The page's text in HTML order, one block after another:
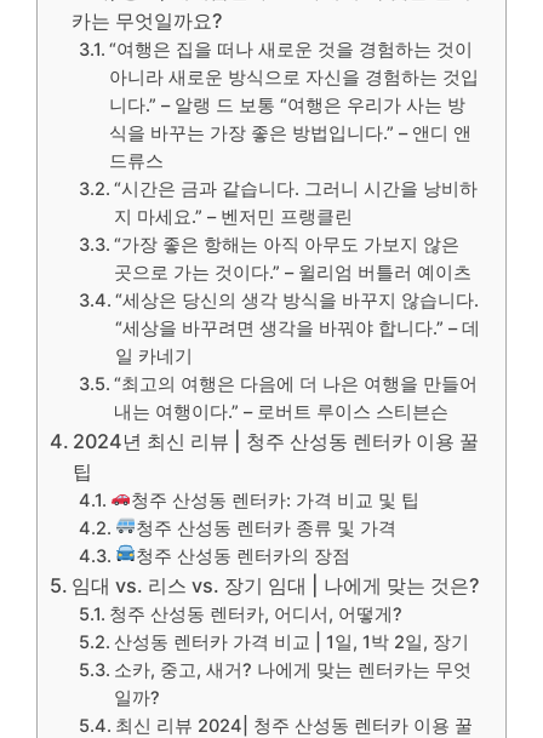
카는 무엇일까요?
“여행은 집을 떠나 새로운 것을 경험하는 것이
아니라 새로운 방식으로 자신을 경험하는 것입
니다.” – 알랭 드 보통 “여행은 우리가 사는 방
식을 바꾸는 가장 좋은 방법입니다.” – 앤디 앤
드류스
“시간은 금과 같습니다. 그러니 시간을 낭비하
지 마세요.” – 벤저민 프랭클린
“가장 좋은 항해는 아직 아무도 가보지 않은
곳으로 가는 것이다.” – 윌리엄 버틀러 예이츠
“세상은 당신의 생각 방식을 바꾸지 않습니다.
“세상을 바꾸려면 생각을 바꿔야 합니다.” – 데
일 카네기
“최고의 여행은 다음에 더 나은 여행을 만들어
내는 여행이다.” – 로버트 루이스 스티븐슨
2024년 최신 리뷰 | 청주 산성동 렌터카 이용 꿀
팁
청주 산성동 렌터카: 가격 비교 및 ​​팁
청주 산성동 렌터카 종류 및 가격
청주 산성동 렌터카의 장점
임대 vs. 리스 vs. 장기 임대 | 나에게 맞는 것은?
청주 산성동 렌터카, 어디서, 어떻게?
산성동 렌터카 가격 비교 | 1일, 1박 2일, 장기
소카, 중고, 새거? 나에게 맞는 렌터카는 무엇
일까?
최신 리뷰 2024| 청주 산성동 렌터카 이용 꿀